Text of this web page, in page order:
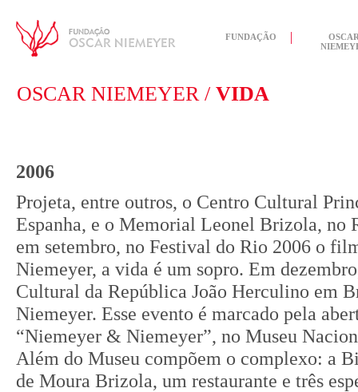
FUNDAÇÃO
OSCAR NIEMEYER / VIDA
2006
Projeta, entre outros, o Centro Cultural
Espanha, e o Memorial Leonel Brizola, no
em setembro, no Festival do Rio 2006 o
Niemeyer, a vida é um sopro. Em
Cultural da República João Herculino em
Niemeyer. Esse evento é marcado pela
“Niemeyer & Niemeyer”, no Museu
Além do Museu compõem o complexo: a
de Moura Brizola, um restaurante e três